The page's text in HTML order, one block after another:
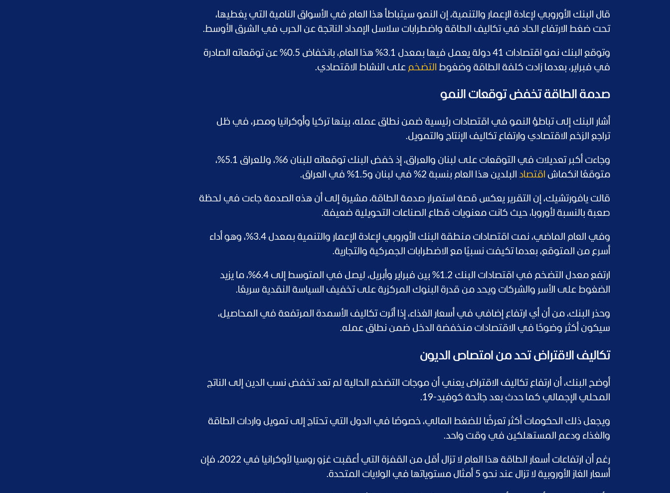
قال البنك الأوروبي لإعادة الإعمار والتنمية، إن النمو سيتباطأ هذا العام في الأسواق النامية التي يغطيها،
تحت ضغط الارتفاع الحاد في تكاليف الطاقة واضطرابات سلاسل الإمداد الناتجة عن الحرب في الشرق الأوسط.
وتوقع البنك نمو اقتصادات 41 دولة يعمل فيها بمعدل 3.1% هذا العام، بانخفاض 0.5% عن توقعاته الصادرة
في فبراير، بعدما زادت كلفة الطاقة وضغوط التضخم على النشاط الاقتصادي.
صدمة الطاقة تخفض توقعات النمو
أشار البنك إلى تباطؤ النمو في اقتصادات رئيسية ضمن نطاق عمله، بينها تركيا وأوكرانيا ومصر، في ظل
تراجع الزخم الاقتصادي وارتفاع تكاليف الإنتاج والتمويل.
وجاءت أكبر تعديلات في التوقعات على لبنان والعراق، إذ خفض البنك توقعاته للبنان 6%، وللعراق 5.1%،
متوقعًا انكماش اقتصاد البلدين هذا العام بنسبة 2% في لبنان و1.5% في العراق.
قالت يافورتشيك، إن التقرير يعكس قصة استمرار صدمة الطاقة، مشيرة إلى أن هذه الصدمة جاءت في لحظة
صعبة بالنسبة لأوروبا، حيث كانت معنويات قطاع الصناعات التحويلية ضعيفة.
وفي العام الماضي، نمت اقتصادات منطقة البنك الأوروبي لإعادة الإعمار والتنمية بمعدل 3.4%، وهو أداء
أسرع من المتوقع، بعدما تكيفت نسبيًا مع الاضطرابات الجمركية والتجارية.
ارتفع معدل التضخم في اقتصادات البنك 1.2% بين فبراير وأبريل، ليصل في المتوسط إلى 6.4%، ما يزيد
الضغوط على الأسر والشركات ويحد من قدرة البنوك المركزية على تخفيف السياسة النقدية سريعًا.
وحذر البنك، من أن أي ارتفاع إضافي في أسعار الغذاء، إذا أثرت تكاليف الأسمدة المرتفعة في المحاصيل،
سيكون أكثر وضوحًا في الاقتصادات منخفضة الدخل ضمن نطاق عمله.
تكاليف الاقتراض تحد من امتصاص الديون
أوضح البنك، أن ارتفاع تكاليف الاقتراض يعني أن موجات التضخم الحالية لم تعد تخفض نسب الدين إلى الناتج
المحلي الإجمالي كما حدث بعد جائحة كوفيد-19.
ويجعل ذلك الحكومات أكثر تعرضًا للضغط المالي، خصوصًا في الدول التي تحتاج إلى تمويل واردات الطاقة
والغذاء ودعم المستهلكين في وقت واحد.
رغم أن ارتفاعات أسعار الطاقة هذا العام لا تزال أقل من القفزة التي أعقبت غزو روسيا لأوكرانيا في 2022، فإن
أسعار الغاز الأوروبية لا تزال عند نحو 5 أمثال مستوياتها في الولايات المتحدة.